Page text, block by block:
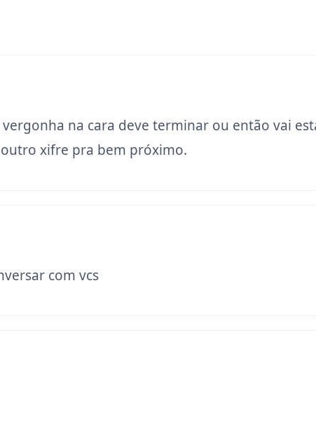
vergonha na cara deve terminar ou então vai
xifre pra bem próximo.
com vcs